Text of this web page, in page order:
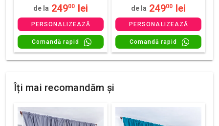
de la 24900 lei
PERSONALIZEAZĂ
Comandă rapid
de la 24900 lei
PERSONALIZEAZĂ
Comandă rapid
Îți mai recomandăm și